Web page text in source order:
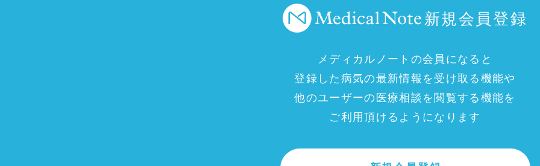
新規会員登録
メディカルノートの会員になると
登録した病気の最新情報を受け取る機能や
他のユーザーの医療相談を閲覧する機能を
ご利用頂けるようになります